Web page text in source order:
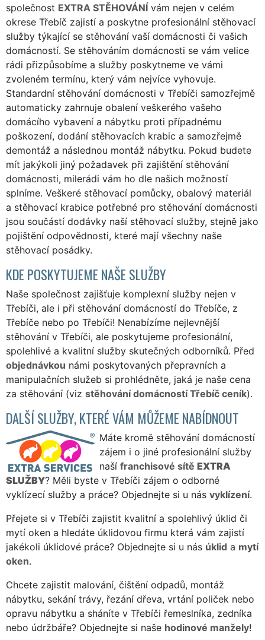
společnost EXTRA STĚHOVÁNÍ vám nejen v celém
okrese Třebíč zajistí a poskytne profesionální stěhovací
služby týkající se stěhování vaší domácnosti či vašich
domácností. Se stěhováním domácnosti se vám velice
rádi přizpůsobíme a služby poskytneme ve vámi
zvoleném termínu, který vám nejvíce vyhovuje.
Standardní stěhování domácnosti v Třebíči samozřejmě
automaticky zahrnuje obalení veškerého vašeho
domácího vybavení a nábytku proti případnému
poškození, dodání stěhovacích krabic a samozřejmě
demontáž a následnou montáž nábytku. Pokud budete
mít jakýkoli jiný požadavek při zajištění stěhování
domácnosti, milerádi vám ho dle našich možností
splníme. Veškeré stěhovací pomůcky, obalový materiál
a stěhovací krabice potřebné pro stěhování domácnosti
jsou součástí dodávky naší stěhovací služby, stejně jako
pojištění odpovědnosti, které mají všechny naše
stěhovací posádky.
KDE POSKYTUJEME NAŠE SLUŽBY
Naše společnost zajišťuje komplexní služby nejen v
Třebíči, ale i při stěhování domácností do Třebíče, z
Třebíče nebo po Třebíči! Nenabízíme nejlevnější
stěhování v Třebíči, ale poskytujeme profesionální,
spolehlivé a kvalitní služby skutečných odborníků. Před
objednávkou námi poskytovaných přepravních a
manipulačních služeb si prohlédněte, jaká je naše cena
za stěhování (viz stěhování domácností Třebíč ceník).
DALŠÍ SLUŽBY, KTERÉ VÁM MŮŽEME NABÍDNOUT
Máte kromě stěhování domácností
zájem i o jiné profesionální služby
naší franchisové sítě EXTRA
SLUŽBY? Měli byste v Třebíči zájem o odborné
vyklízecí služby a práce? Objednejte si u nás vyklízení.
Přejete si v Třebíči zajistit kvalitní a spolehlivý úklid či
mytí oken a hledáte úklidovou firmu která vám zajistí
jakékoli úklidové práce? Objednejte si u nás úklid a mytí
oken.
Chcete zajistit malování, čištění odpadů, montáž
nábytku, sekání trávy, řezání dřeva, vrtání poliček nebo
opravu nábytku a sháníte v Třebíči řemeslníka, zedníka
nebo údržbáře? Objednejte si naše hodinové manžely!